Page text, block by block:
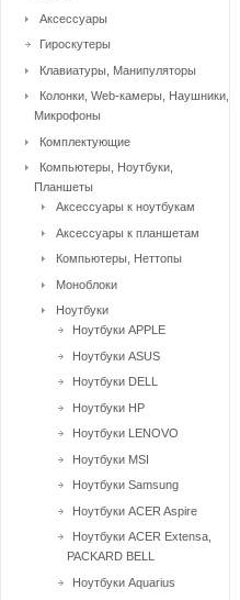
Аксессуары
Гироскутеры
Клавиатуры, Манипуляторы
Колонки, Web-камеры, Наушники,
Микрофоны
Комплектующие
Компьютеры, Ноутбуки,
Планшеты
Аксессуары к ноутбукам
Аксессуары к планшетам
Компьютеры, Неттопы
Моноблоки
Ноутбуки
Ноутбуки APPLE
Ноутбуки ASUS
Ноутбуки DELL
Ноутбуки HP
Ноутбуки LENOVO
Ноутбуки MSI
Ноутбуки Samsung
Ноутбуки ACER Aspire
Ноутбуки ACER Extensa,
PACKARD BELL
Ноутбуки Aquarius